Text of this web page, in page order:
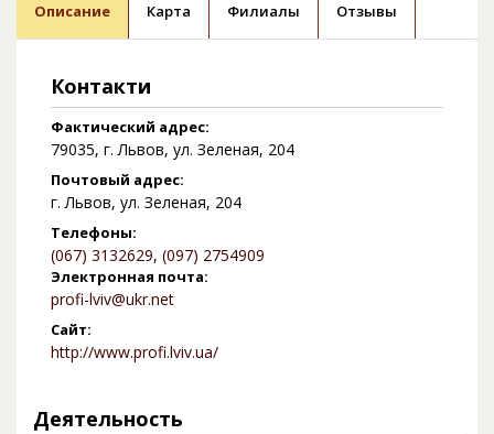
Описание Карта Филиалы Отзывы
Контакти
Фактический адрес:
79035, г. Львов, ул. Зеленая, 204
Почтовый адрес:
г. Львов, ул. Зеленая, 204
Телефоны:
(067) 3132629, (097) 2754909
Электронная почта:
profi-lviv@ukr.net
Сайт:
http://www.profi.lviv.ua/
Деятельность